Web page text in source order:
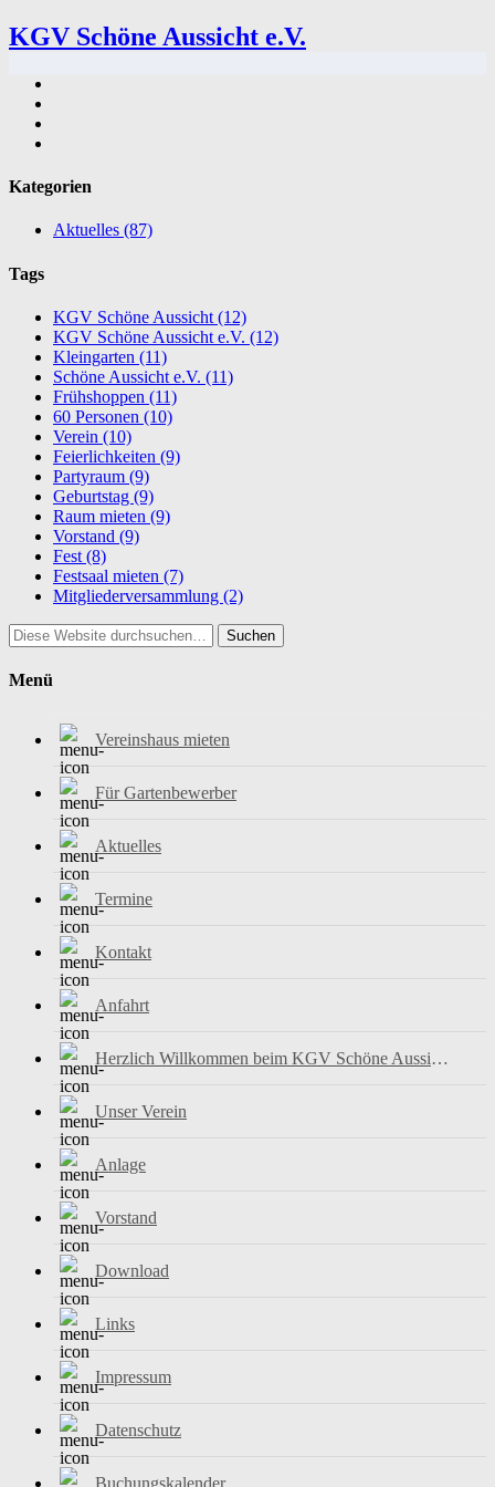
KGV Schöne Aussicht e.V.
Kategorien
Aktuelles (87)
Tags
KGV Schöne Aussicht (12)
KGV Schöne Aussicht e.V. (12)
Kleingarten (11)
Schöne Aussicht e.V. (11)
Frühshoppen (11)
60 Personen (10)
Verein (10)
Feierlichkeiten (9)
Partyraum (9)
Geburtstag (9)
Raum mieten (9)
Vorstand (9)
Fest (8)
Festsaal mieten (7)
Mitgliederversammlung (2)
Suchen
Menü
Vereinshaus mieten
Für Gartenbewerber
Aktuelles
Termine
Kontakt
Anfahrt
Herzlich Willkommen beim KGV Schöne Aussicht e.V.
Unser Verein
Anlage
Vorstand
Download
Links
Impressum
Datenschutz